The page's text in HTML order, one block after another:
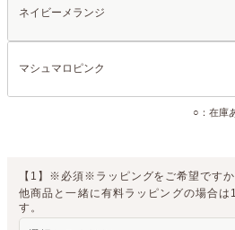
【1】※必須※ラッピングをご希望です
他商品と一緒に有料ラッピングの場合は
す。
ネイビーメランジ
マシュマロピンク
○：在庫